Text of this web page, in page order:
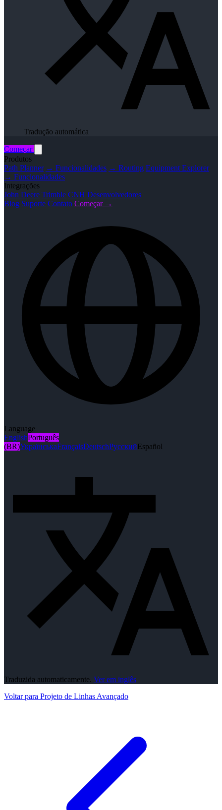
Tradução automática
Começar
Produtos
Path Planner → Funcionalidades → Routing Equipment Explorer
→ Funcionalidades
Integrações
John Deere Trimble CNH Desenvolvedores
Blog Suporte Contato Começar →
Language
EnglishPortuguês
(BR)УкраїнськаFrançaisDeutschРусскийEspañol
Traduzida automaticamente. Ver em inglês
Voltar para Projeto de Linhas Avançado